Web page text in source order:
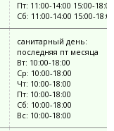
Пт: 11:00-14:00 15:00-18:00
Сб: 11:00-14:00 15:00-18:00
санитарный день:
последняя пт месяца
Вт: 10:00-18:00
Ср: 10:00-18:00
Чт: 10:00-18:00
Пт: 10:00-18:00
Сб: 10:00-18:00
Вс: 10:00-18:00